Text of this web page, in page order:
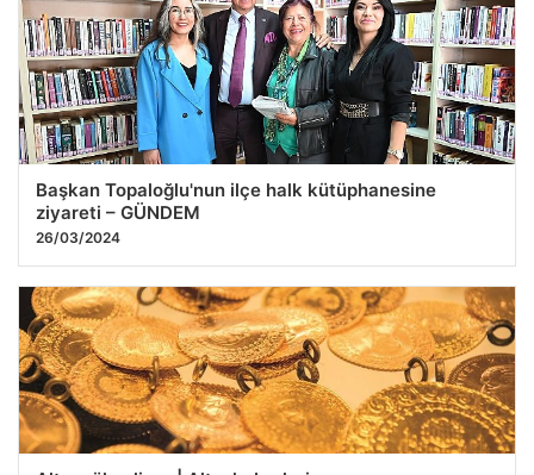
Başkan Topaloğlu'nun ilçe halk kütüphanesine
ziyareti – GÜNDEM
26/03/2024